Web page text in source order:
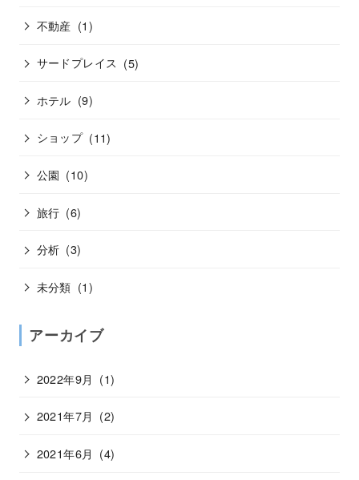
不動産 (1)
サードプレイス (5)
ホテル (9)
ショップ (11)
公園 (10)
旅行 (6)
分析 (3)
未分類 (1)
アーカイブ
2022年9月 (1)
2021年7月 (2)
2021年6月 (4)